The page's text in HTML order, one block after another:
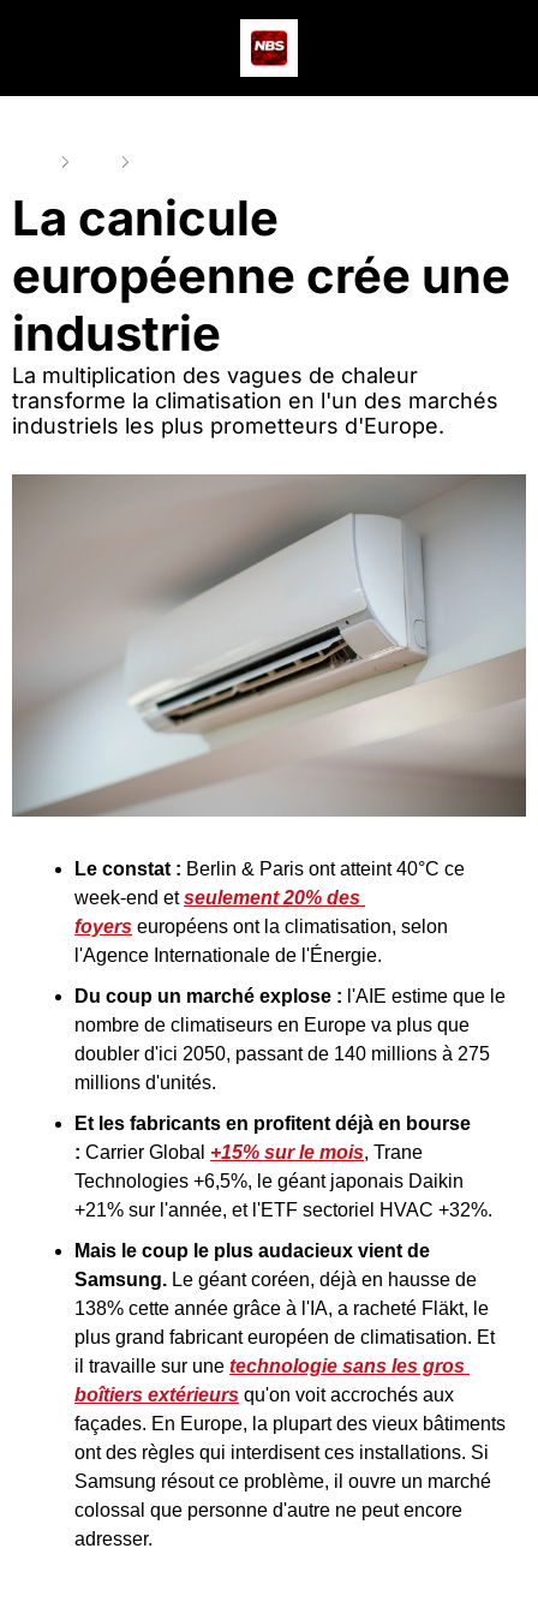
La canicule
européenne crée une
industrie
La multiplication des vagues de chaleur
transforme la climatisation en l'un des marchés
industriels les plus prometteurs d'Europe.
Le constat : Berlin & Paris ont atteint 40°C ce
week-end et seulement 20% des
foyers européens ont la climatisation, selon
l'Agence Internationale de l'Énergie.
Du coup un marché explose : l'AIE estime que le
nombre de climatiseurs en Europe va plus que
doubler d'ici 2050, passant de 140 millions à 275
millions d'unités.
Et les fabricants en profitent déjà en bourse
: Carrier Global +15% sur le mois, Trane
Technologies +6,5%, le géant japonais Daikin
+21% sur l'année, et l'ETF sectoriel HVAC +32%.
Mais le coup le plus audacieux vient de
Samsung. Le géant coréen, déjà en hausse de
138% cette année grâce à l'IA, a racheté Fläkt, le
plus grand fabricant européen de climatisation. Et
il travaille sur une technologie sans les gros
boîtiers extérieurs qu'on voit accrochés aux
façades. En Europe, la plupart des vieux bâtiments
ont des règles qui interdisent ces installations. Si
Samsung résout ce problème, il ouvre un marché
colossal que personne d'autre ne peut encore
adresser.